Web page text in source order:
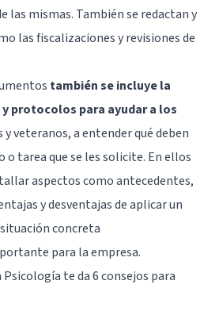
las mismas. También se redactan y
las fiscalizaciones y revisiones de
también se incluye la
protocolos para ayudar a los
y veteranos, a entender qué deben
o tarea que se les solicite. En ellos
aspectos como antecedentes,
y desventajas de aplicar un
concreta
para la empresa.
Psicología te da 6 consejos para